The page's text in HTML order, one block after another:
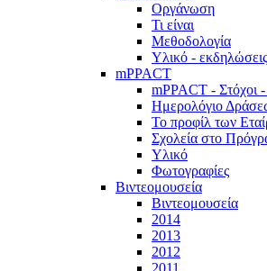
Οργάνωση
Τι είναι
Μεθοδολογία
Υλικό - εκδηλώσεις
mPPACT
mPPACT - Στόχοι
Ημερολόγιο
Το προφίλ των
Σχολεία στο
Υλικό
Φωτογραφίες
Βιντεομουσεία
Βιντεομουσεία
2014
2013
2012
2011